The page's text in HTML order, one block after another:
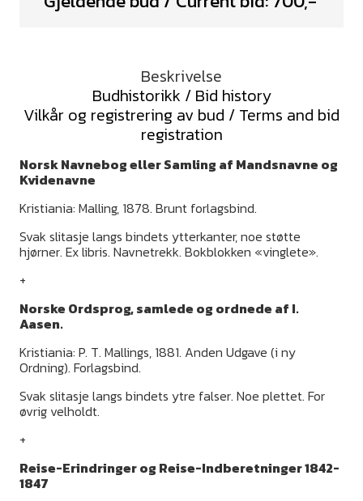
Beskrivelse
Budhistorikk / Bid history
Vilkår og registrering av bud / Terms and bid
registration
Norsk Navnebog eller Samling af Mandsnavne og
Kvidenavne
Kristiania: Malling, 1878. Brunt forlagsbind.
Svak slitasje langs bindets ytterkanter, noe støtte
hjørner. Ex libris. Navnetrekk. Bokblokken «vinglete».
+
Norske Ordsprog, samlede og ordnede af I.
Aasen.
Kristiania: P. T. Mallings, 1881. Anden Udgave (i ny
Ordning). Forlagsbind.
Svak slitasje langs bindets ytre falser. Noe plettet. For
øvrig velholdt.
+
Reise-Erindringer og Reise-Indberetninger 1842-
1847